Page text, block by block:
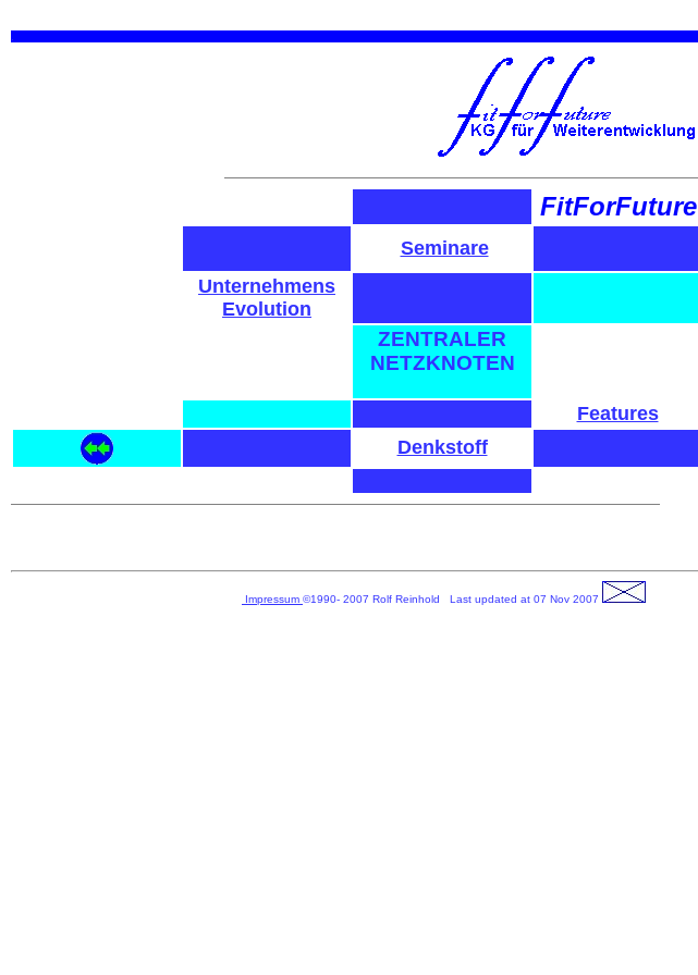
FitForFuture
Seminare
Unternehmens
Evolution
ZENTRALER
NETZKNOTEN
Features
Denkstoff
Impressum ©1990- 2007 Rolf Reinhold Last updated at 07 Nov 2007